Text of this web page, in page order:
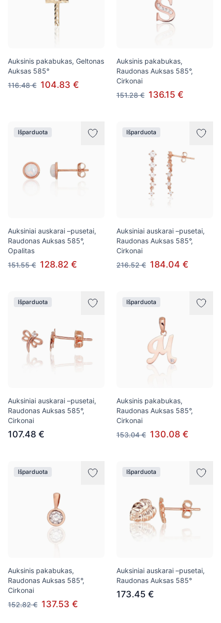
Auksinis pakabukas, Geltonas
Auksas 585°
116.48 € 104.83 €
Auksinis pakabukas,
Raudonas Auksas 585°,
Cirkonai
151.28 € 136.15 €
Išparduota
Auksiniai auskarai –pusetai,
Raudonas Auksas 585°,
Opalitas
151.55 € 128.82 €
Išparduota
Auksiniai auskarai –pusetai,
Raudonas Auksas 585°,
Cirkonai
216.52 € 184.04 €
Išparduota
Auksiniai auskarai –pusetai,
Raudonas Auksas 585°,
Cirkonai
107.48 €
Išparduota
Auksinis pakabukas,
Raudonas Auksas 585°,
Cirkonai
153.04 € 130.08 €
Išparduota
Auksinis pakabukas,
Raudonas Auksas 585°,
Cirkonai
152.82 € 137.53 €
Išparduota
Auksiniai auskarai –pusetai,
Raudonas Auksas 585°
173.45 €